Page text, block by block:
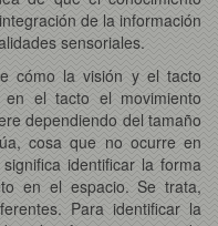
de la información
sensoriales.
cómo la visión y el tacto
el tacto el movimiento
dependiendo del tamaño
cosa que no ocurre en
identificar la forma
en el espacio. Se trata,
Para identificar la